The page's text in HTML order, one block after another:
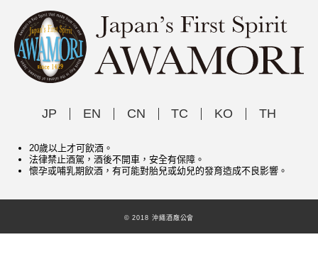
JP EN CN TC KO TH
20歲以上才可飲酒。
法律禁止酒駕，酒後不開車，安全有保障。
懷孕或哺乳期飲酒，有可能對胎兒或幼兒的發育造成不良影響。
© 2018 沖繩酒廠公會